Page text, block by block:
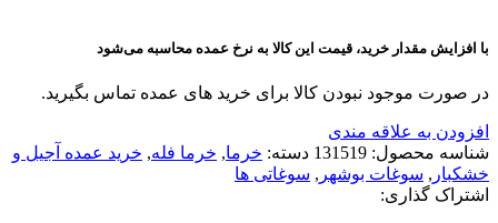
با افزایش مقدار خرید، قیمت این کالا به نرخ عمده محاسبه می‌شود
در صورت موجود نبودن کالا برای خرید های عمده تماس بگیرید.
افزودن به علاقه مندی
شناسه محصول: 131519 دسته: خرما, خرما فله, خرید عمده آجیل و
خشکبار , سوغات بوشهر , سوغاتی ها
اشتراک گذاری: